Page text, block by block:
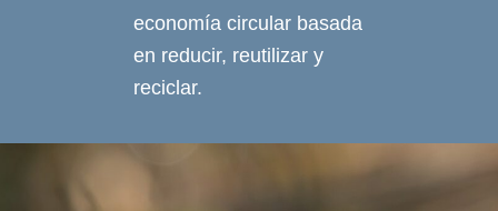
economía circular basada
en reducir, reutilizar y
reciclar.